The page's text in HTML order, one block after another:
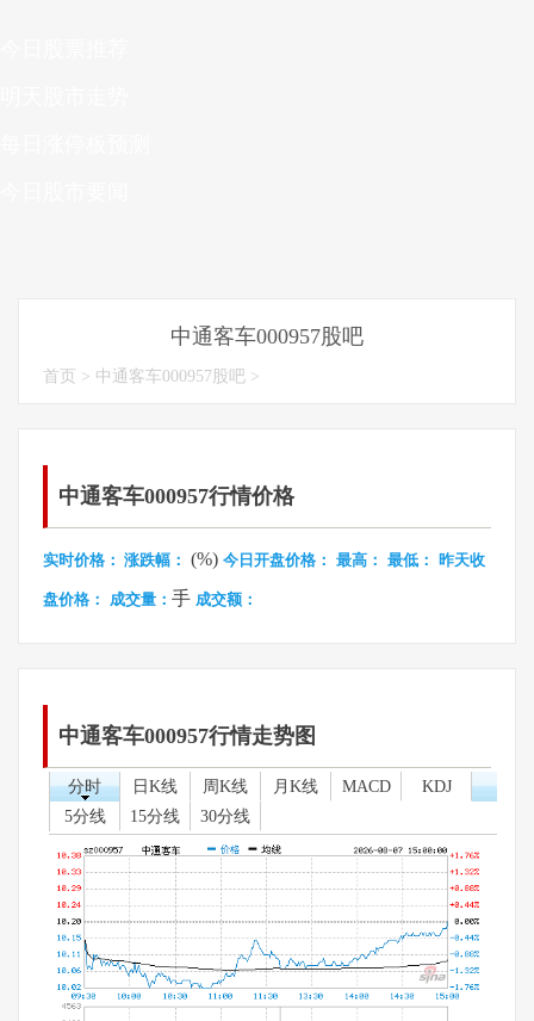
中通客车000957股吧
首页 > 中通客车000957股吧 >
中通客车000957行情价格
实时价格： 涨跌幅： (%) 今日开盘价格： 最高： 最低： 昨天收
盘价格： 成交量： 手 成交额：
中通客车000957行情走势图
分时 日K线 周K线 月K线 MACD
KDJ
5分线
15分线 30分线